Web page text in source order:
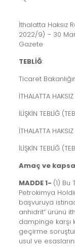
İthalatta Haksız
2022/9) – 30
Gazete
TEBLİĞ:
Ticaret
İTHALATTA
İLİŞKİN TEBLİĞ
İTHALATTA
İLİŞKİN TEBLİĞ
Amaç ve
MADDE 1- (1) Bu
Petrokimya
başvuruya
anhidrit” ürünü
dampinge karşı
geçirme
usul ve